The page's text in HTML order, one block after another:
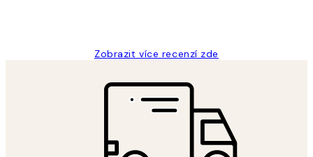
Zobrazit více recenzí zde